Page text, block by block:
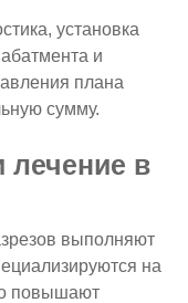
установка
и
плана
сумму.
лечение в
выполняют
на
повышают